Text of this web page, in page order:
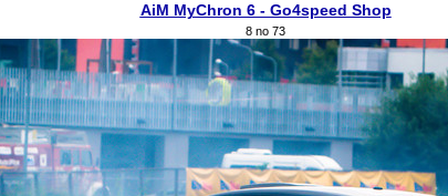
AiM MyChron 6 - Go4speed Shop
8 no 73